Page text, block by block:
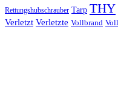
Rettungshubschrauber Tarp THY
Verletzt Verletzte Vollbrand